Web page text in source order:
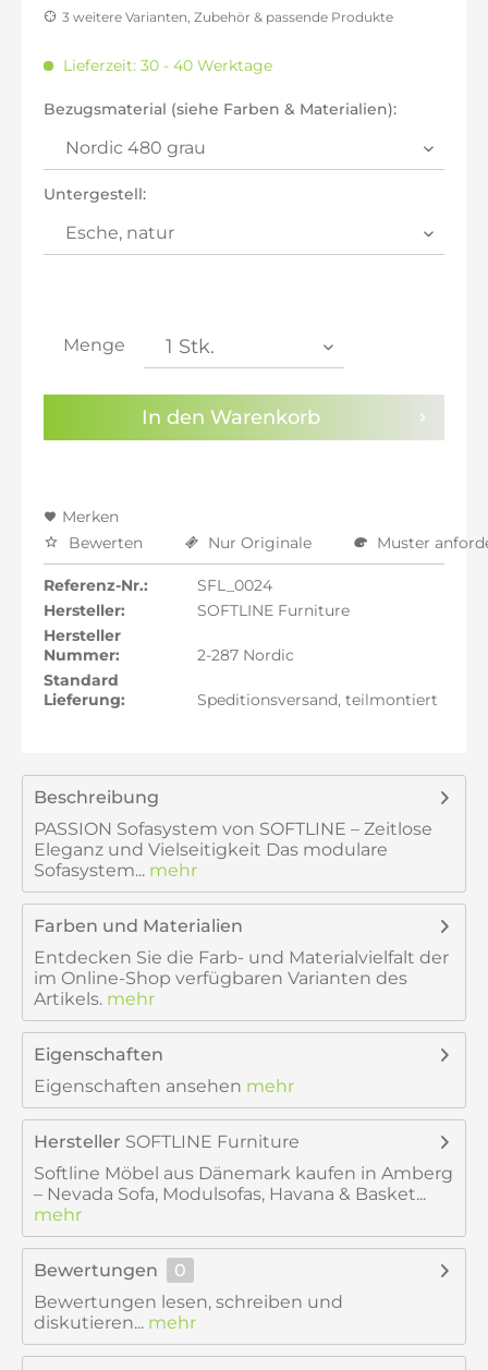
Sie haben die
Kenntnis genommen.
inkl. 16% MwSt.: 1.296,47 €
inkl. 21% MwSt.: 1.352,35 €
inkl. 21% MwSt.: 1.352,35 €
inkl. 21% MwSt.: 1.352,35 €
3 weitere Varianten, Zubehör & passende Produkte
Lieferzeit: 30 - 40 Werktage
Bezugsmaterial (siehe Farben & Materialien):
Untergestell:
Menge
In den Warenkorb
Merken
Bewerten
Nur Originale Muster
Referenz-Nr.:
SFL_0024
Hersteller:
SOFTLINE Furniture
Hersteller
Nummer:
2-287 Nordic
Standard
Lieferung:
Speditionsversand, teilmontiert
Beschreibung
PASSION Sofasystem von SOFTLINE – Zeitlose
Eleganz und Vielseitigkeit Das modulare
Sofasystem... mehr
Farben und Materialien
Entdecken Sie die Farb- und Materialvielfalt der
im Online-Shop verfügbaren Varianten des
Artikels. mehr
Eigenschaften
Eigenschaften ansehen mehr
Hersteller SOFTLINE Furniture
Softline Möbel aus Dänemark kaufen in Amberg
– Nevada Sofa, Modulsofas, Havana & Basket...
mehr
Bewertungen
0
Bewertungen lesen, schreiben und
diskutieren... mehr